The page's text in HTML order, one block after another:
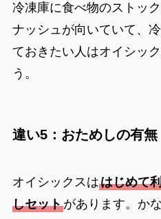
冷凍庫に食べ物のストッ
ナッシュが向いていて、
ておきたい人はオイシッ
う。
違い5：おためしの有無
オイシックスははじめて
しセットがあります。か